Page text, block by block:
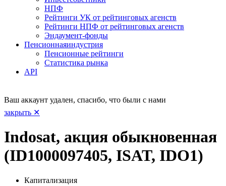
НПФ
Рейтинги УК от рейтинговых агенств
Рейтинги НПФ от рейтинговых агенств
Эндаумент-фонды
Пенсионнаяиндустрия
Пенсионные рейтинги
Статистика рынка
API
Ваш аккаунт удален, спасибо, что были с нами
закрыть ✕
Indosat, акция обыкновенная
(ID1000097405, ISAT, IDO1)
Капитализация